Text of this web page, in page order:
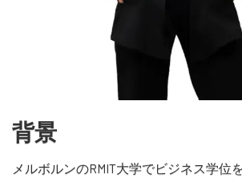
背景
メルボルンのRMIT大学でビジネス学位